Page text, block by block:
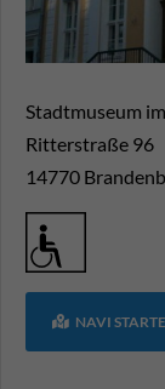
Stadtmuseum
Ritterstraße 96
14770
NAVI